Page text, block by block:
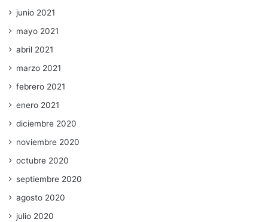
junio 2021
mayo 2021
abril 2021
marzo 2021
febrero 2021
enero 2021
diciembre 2020
noviembre 2020
octubre 2020
septiembre 2020
agosto 2020
julio 2020